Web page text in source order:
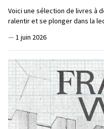
Voici une sélection de livres à
ralentir et se plonger dans la
— 1 juin 2026